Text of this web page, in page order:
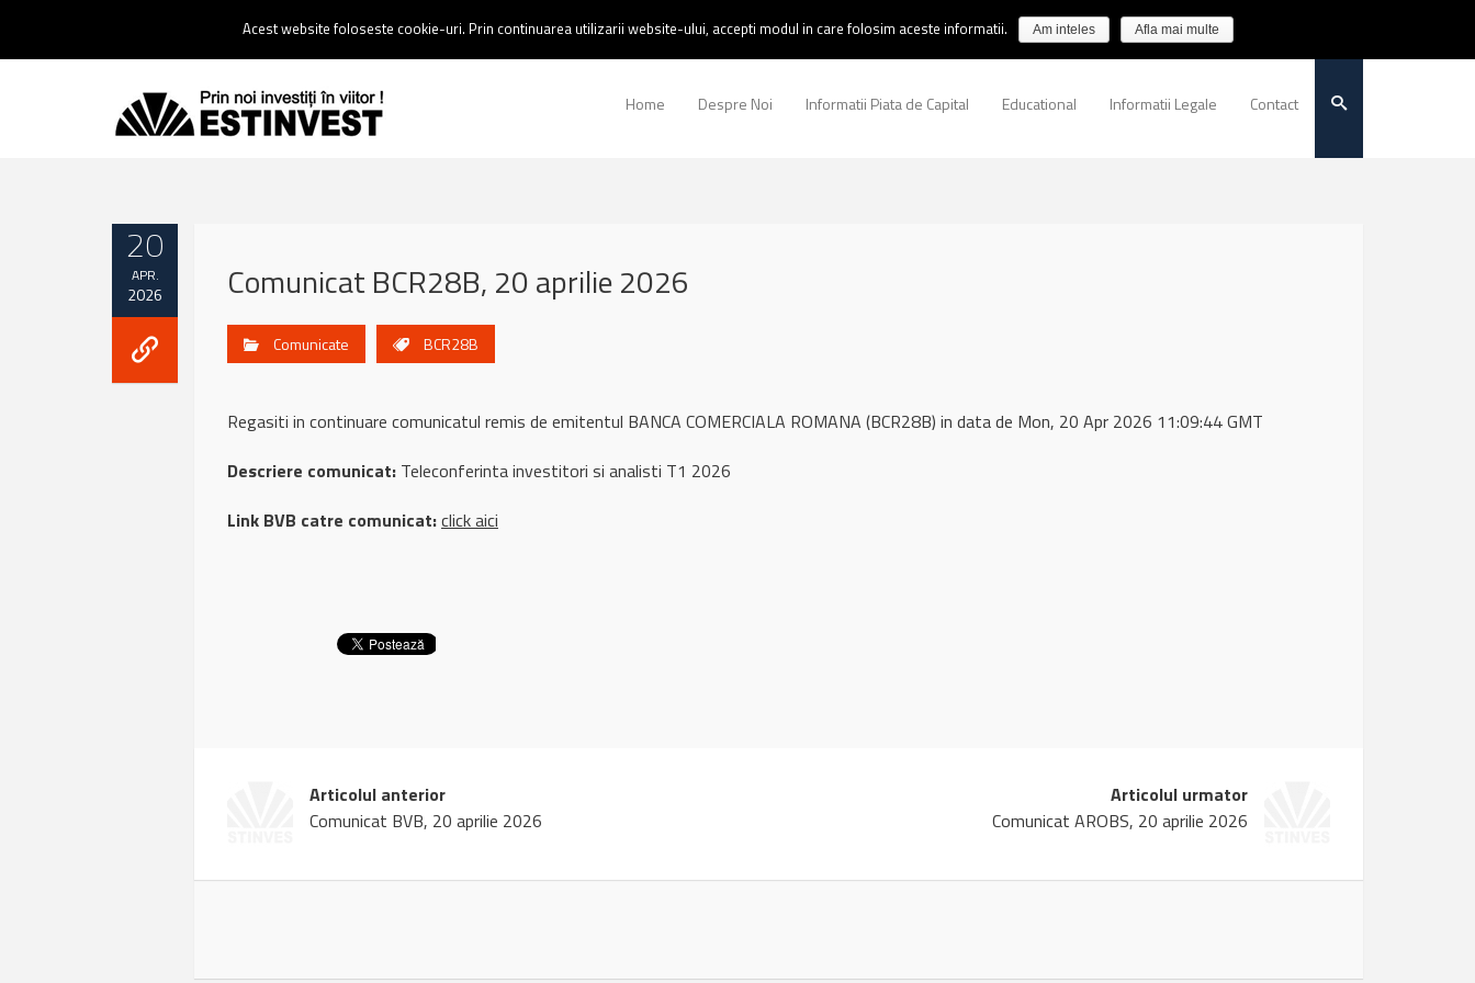
0237 238 900 |Email :contact@estinvest.ro
Home Despre Noi Informatii Piata de Capital Educational Informatii Legale Contact
20
APR.
2026 Comunicat BCR28B, 20 aprilie 2026
Comunicate BCR28B
Regasiti in continuare comunicatul remis de emitentul BANCA COMERCIALA ROMANA (BCR28B) in data de Mon, 20 Apr 2026 11:09:44 GMT
Descriere comunicat: Teleconferinta investitori si analisti T1 2026
Link BVB catre comunicat:click aici
Articolul anterior
Comunicat BVB, 20 aprilie 2026
Articolul urmator
Comunicat AROBS, 20 aprilie 2026
Acest website foloseste cookie-uri. Prin continuarea utilizarii website-ului, accepti modul in care folosim aceste informatii. Am inteles Afla mai multe